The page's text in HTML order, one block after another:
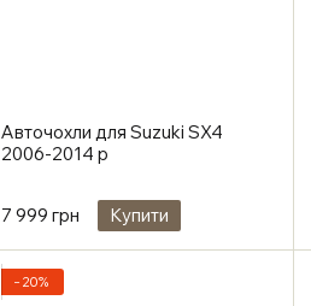
Авточохли для Suzuki SX4
2006-2014 р
7 999 грн Купити
−20%